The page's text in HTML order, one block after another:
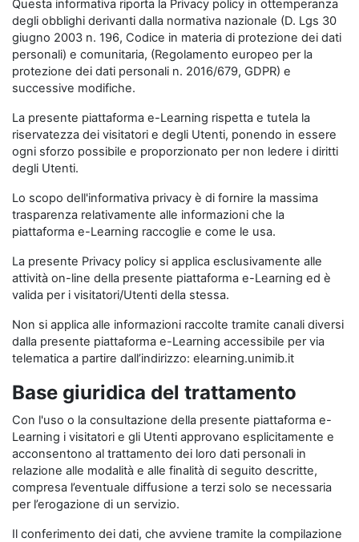
Questa informativa riporta la Privacy policy in ottemperanza
degli obblighi derivanti dalla normativa nazionale (D. Lgs 30
giugno 2003 n. 196, Codice in materia di protezione dei dati
personali) e comunitaria, (Regolamento europeo per la
protezione dei dati personali n. 2016/679, GDPR) e
successive modifiche.
La presente piattaforma e-Learning rispetta e tutela la
riservatezza dei visitatori e degli Utenti, ponendo in essere
ogni sforzo possibile e proporzionato per non ledere i diritti
degli Utenti.
Lo scopo dell'informativa privacy è di fornire la massima
trasparenza relativamente alle informazioni che la
piattaforma e-Learning raccoglie e come le usa.
La presente Privacy policy si applica esclusivamente alle
attività on-line della presente piattaforma e-Learning ed è
valida per i visitatori/Utenti della stessa.
Non si applica alle informazioni raccolte tramite canali diversi
dalla presente piattaforma e-Learning accessibile per via
telematica a partire dall’indirizzo: elearning.unimib.it
Base giuridica del trattamento
Con l'uso o la consultazione della presente piattaforma e-
Learning i visitatori e gli Utenti approvano esplicitamente e
acconsentono al trattamento dei loro dati personali in
relazione alle modalità e alle finalità di seguito descritte,
compresa l’eventuale diffusione a terzi solo se necessaria
per l’erogazione di un servizio.
Il conferimento dei dati, che avviene tramite la compilazione